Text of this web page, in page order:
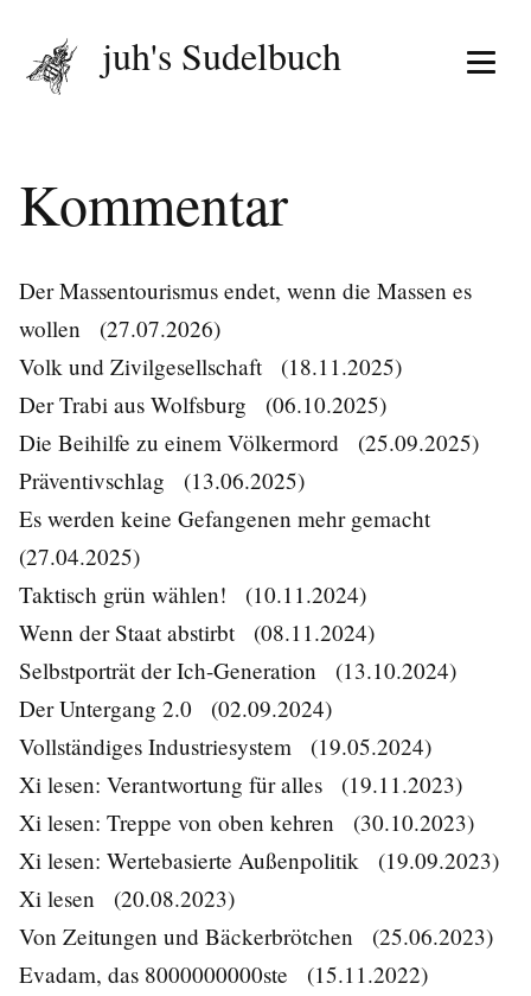
Menü
juh's Sudelbuch
Kommentar
Der Massentourismus endet, wenn die Massen es
wollen
(27.07.2026)
Volk und Zivilgesellschaft
(18.11.2025)
Der Trabi aus Wolfsburg
(06.10.2025)
Die Beihilfe zu einem Völkermord
(25.09.2025)
Präventivschlag
(13.06.2025)
Es werden keine Gefangenen mehr gemacht
(27.04.2025)
Taktisch grün wählen!
(10.11.2024)
Wenn der Staat abstirbt
(08.11.2024)
Selbstporträt der Ich-Generation
(13.10.2024)
Der Untergang 2.0
(02.09.2024)
Vollständiges Industriesystem
(19.05.2024)
Xi lesen: Verantwortung für alles
(19.11.2023)
Xi lesen: Treppe von oben kehren
(30.10.2023)
Xi lesen: Wertebasierte Außenpolitik
(19.09.2023)
Xi lesen
(20.08.2023)
Von Zeitungen und Bäckerbrötchen
(25.06.2023)
Evadam, das 8000000000ste
(15.11.2022)